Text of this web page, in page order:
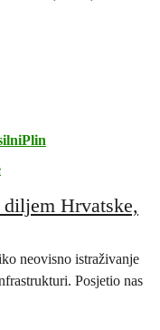
diljem Hrvatske,
neovisno istraživanje
Posjetio nas